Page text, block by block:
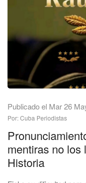
Publicado el Mar 26
Por: Cuba Periodistas
mentiras no los
Historia